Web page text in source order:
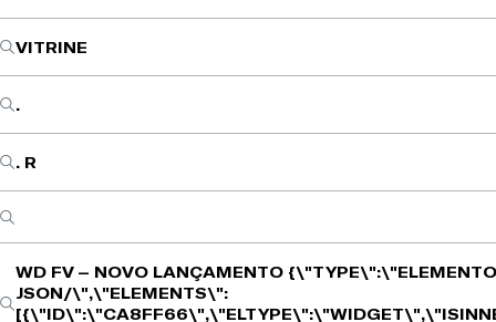
VITRINE
.
. R
WD FV – NOVO LANÇAMENTO
JSON/\",\"ELEMENTS\":